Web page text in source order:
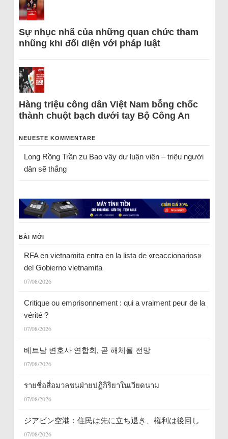
Sự nhục nhã của những quan chức tham
nhũng khi đối diện với pháp luật
Hàng triệu công dân Việt Nam bỗng chốc
thành chuột bạch dưới tay Bộ Công An
NEUESTE KOMMENTARE
Long Rồng Trầnzu Bao vây dư luận viên – triệu người
dân sẽ thắng
BÀI MỚI
RFA en vietnamita entra en la lista de «reaccionarios»
del Gobierno vietnamita
07/08/2026
Critique ou emprisonnement : qui a vraiment peur de la
vérité ?
07/08/2026
베트남 변호사 연합회, 곧 해체될 전망
07/08/2026
รายชื่อสื่อมวลชนฝ่ายปฏิกิริยาในเวียดนาม
07/08/2026
ジアビン空港：住民は先に立ち退き、権利は後回し
07/08/2026